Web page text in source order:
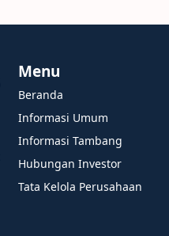
Menu
Beranda
Informasi Umum
Informasi Tambang
Hubungan Investor
Tata Kelola Perusahaan